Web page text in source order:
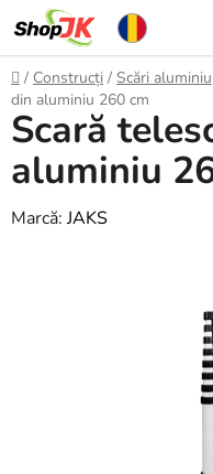
conținut
Acasă
/ Construcți / Scări aluminiu
din aluminiu 260 cm
Scară
aluminiu
Marcă:JAKS